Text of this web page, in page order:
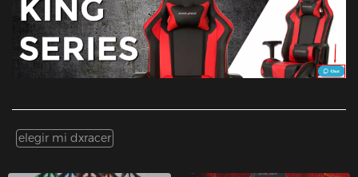
elegir mi dxracer